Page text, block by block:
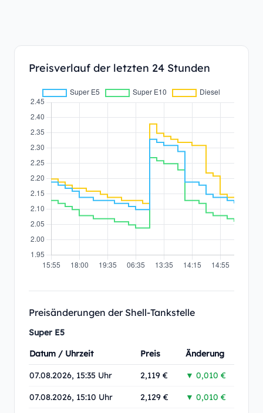
Preisverlauf der letzten 24 Stunden
Preisänderungen der Shell-Tankstelle
Super E5
Datum / Uhrzeit
Preis Änderung
07.08.2026, 15:35 Uhr 2,119 € ▼ 0,010 €
07.08.2026, 15:10 Uhr 2,129 € ▼ 0,010 €